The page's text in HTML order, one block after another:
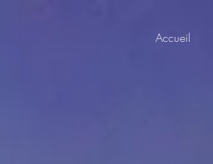
Accueil